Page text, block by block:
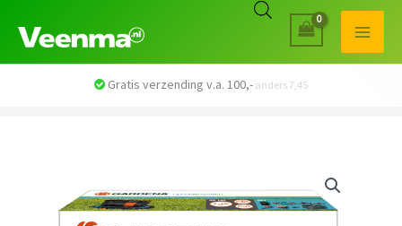
Veilig betalen met iDEAL